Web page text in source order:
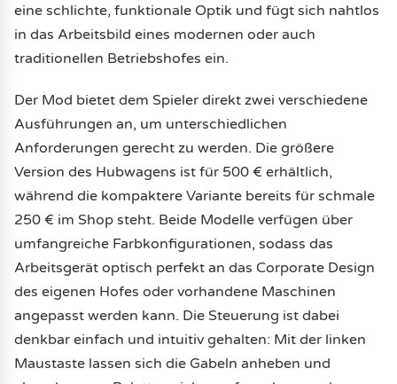
eine schlichte, funktionale Optik und fügt sich nahtlos
in das Arbeitsbild eines modernen oder auch
traditionellen Betriebshofes ein.
Der Mod bietet dem Spieler direkt zwei verschiedene
Ausführungen an, um unterschiedlichen
Anforderungen gerecht zu werden. Die größere
Version des Hubwagens ist für 500 € erhältlich,
während die kompaktere Variante bereits für schmale
250 € im Shop steht. Beide Modelle verfügen über
umfangreiche Farbkonfigurationen, sodass das
Arbeitsgerät optisch perfekt an das Corporate Design
des eigenen Hofes oder vorhandene Maschinen
angepasst werden kann. Die Steuerung ist dabei
denkbar einfach und intuitiv gehalten: Mit der linken
Maustaste lassen sich die Gabeln anheben und